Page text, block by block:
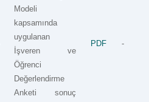
Modeli
kapsamında
uygulanan
İşveren ve
Öğrenci
Değerlendirme
Anketi sonuç
PDF -